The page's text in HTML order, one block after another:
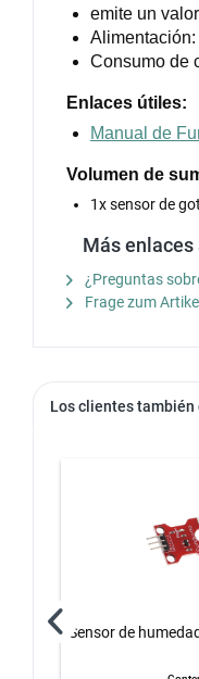
emite un
Consumo de
Enlaces útiles:
Manual de
Volumen de
1x sensor de
Más enlaces
¿Preguntas
Frage zum
Los clientes también
Sensor de